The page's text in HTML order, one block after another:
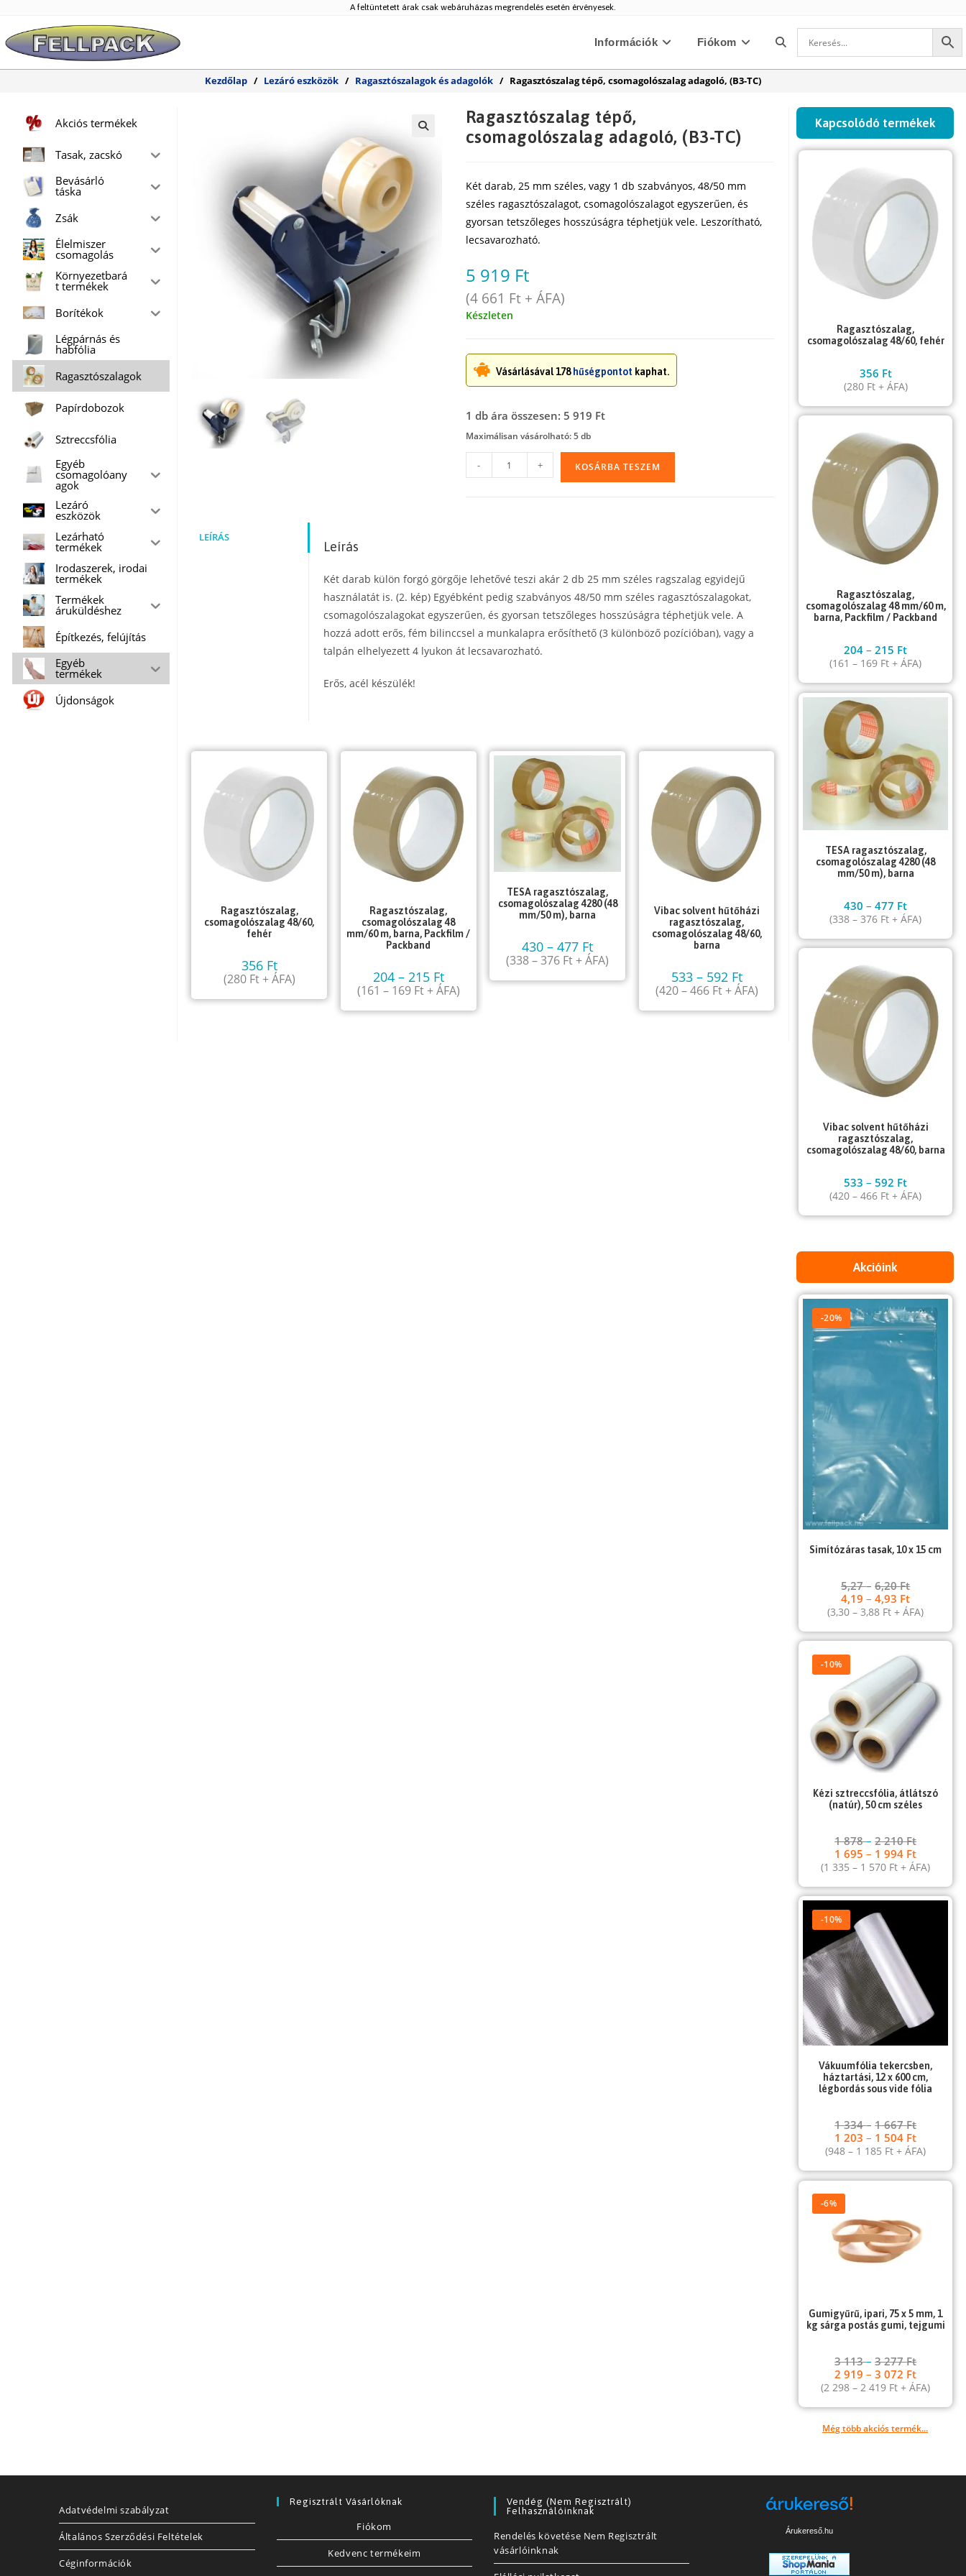
content
A feltüntetett árak csak webáruházas megrendelés esetén érvényesek.
Információk Fiókom Toggle
search
Kezdőlap / Lezáró eszközök / Ragasztószalagok és adagolók / Ragasztószalag tépő, csomagolószalag adagoló, (B3-TC)
Ragasztószalag tépő,
csomagolószalag adagoló, (B3-TC)
Két darab, 25 mm széles, vagy 1 db szabványos, 48/50 mm
széles ragasztószalagot, csomagolószalagot egyszerűen, és
gyorsan tetszőleges hosszúságra téphetjük vele. Leszorítható,
lecsavarozható.
5 919 Ft
(4 661 Ft+ ÁFA)
Készleten
Vásárlásával 178 hűségpontotkaphat.
1 db ára összesen: 5 919 Ft
Maximálisan vásárolható: 5 db
Ragasztószalag
tépő,
- + KOSÁRBA TESZEM
LEÍRÁS
Leírás
Két darab külön forgó görgője lehetővé teszi akár 2 db 25 mm széles ragszalag egyidejű
használatát is. (2. kép) Egyébként pedig szabványos 48/50 mm széles ragasztószalagokat,
csomagolószalagokat egyszerűen, és gyorsan tetszőleges hosszúságra téphetjük vele. A
hozzá adott erős, fém bilinccsel a munkalapra erősíthető (3 különböző pozícióban), vagy a
talpán elhelyezett 4 lyukon át lecsavarozható.
Erős, acél készülék!
Ragasztószalag,
csomagolószalag 48/60,
fehér
356 Ft
(280 Ft+ ÁFA)
Ragasztószalag,
csomagolószalag 48
mm/60 m, barna, Packfilm /
Packband
204 – 215 Ft
(161 – 169 Ft+ ÁFA)
TESA ragasztószalag,
csomagolószalag 4280 (48
mm/50 m), barna
430–477 Ft
(338–376 Ft+ ÁFA)
Vibac solvent hűtőházi
ragasztószalag,
csomagolószalag 48/60,
barna
533 – 592 Ft
(420–466 Ft+ ÁFA)
Akciós termékek
Tasak, zacskó
Bevásárló
táska
Zsák
Élelmiszer
csomagolás
Környezetbará
t termékek
Borítékok
Légpárnás és
habfólia
Ragasztószalagok
Papírdobozok
Sztreccsfólia
Egyéb
csomagolóany
agok
Lezáró
eszközök
Lezárható
termékek
Irodaszerek, irodai
termékek
Termékek
áruküldéshez
Építkezés, felújítás
Egyéb
termékek
Újdonságok
Kapcsolódó termékek
Ragasztószalag,
csomagolószalag 48/60, fehér
356 Ft
(280 Ft+ ÁFA)
Ragasztószalag,
csomagolószalag 48 mm/60 m,
barna, Packfilm / Packband
204–215 Ft
(161– 169 Ft + ÁFA)
TESA ragasztószalag,
csomagolószalag 4280 (48
mm/50 m), barna
430–477 Ft
(338–376 Ft + ÁFA)
Vibac solvent hűtőházi
ragasztószalag,
csomagolószalag 48/60, barna
533–592 Ft
(420–466 Ft + ÁFA)
Akcióink
-20%
Simítózáras tasak, 10 x 15 cm
5,27–6,20Ft
4,19–4,93 Ft
(3,30–3,88 Ft + ÁFA)
-10%
Kézi sztreccsfólia, átlátszó
(natúr), 50 cm széles
1 878–2 210Ft
1 695– 1 994 Ft
(1 335– 1 570 Ft + ÁFA)
-10%
Vákuumfólia tekercsben,
háztartási, 12 x 600 cm,
légbordás sous vide fólia
1 334–1 667Ft
1 203– 1 504 Ft
(948– 1 185 Ft + ÁFA)
-6%
Gumigyűrű, ipari, 75 x 5 mm, 1
kg sárga postás gumi, tejgumi
3 113–3 277Ft
2 919–3 072 Ft
(2 298–2 419 Ft + ÁFA)
Még több akciós termék...
Adatvédelmi szabályzat
Általános Szerződési Feltételek
Céginformációk
Regisztrált Vásárlóknak
Fiókom
Kedvenc termékeim
Vendég (nem Regisztrált)
Felhasználóinknak
Rendelés követése Nem Regisztrált
vásárlóinknak
Árukereső.hu